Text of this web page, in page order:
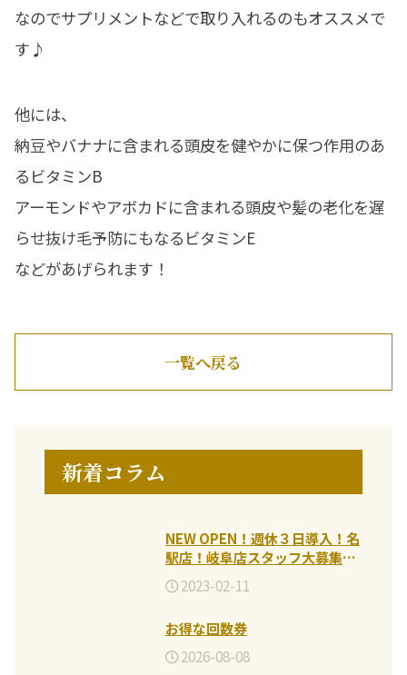
なのでサプリメントなどで取り入れるのもオススメで
す♪
他には、
納豆やバナナに含まれる頭皮を健やかに保つ作用のあ
るビタミンB
アーモンドやアボカドに含まれる頭皮や髪の老化を遅
らせ抜け毛予防にもなるビタミンE
などがあげられます！
一覧へ戻る
新着コラム
NEW OPEN！週休３日導入！名
駅店！岐阜店スタッフ大募集
♪2026.5-
2023-02-11
お得な回数券
2026-08-08